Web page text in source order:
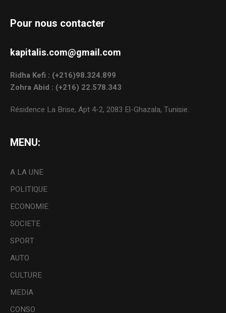
Pour nous contacter
kapitalis.com@gmail.com
Ridha Kefi : (+216)98.324.899
Zohra Abid : (+216) 22.578.343
Résidence La Brise, Apt 4-2, 2083 El-Ghazala, Tunisie.
MENU:
A LA UNE
POLITIQUE
ECONOMIE
SOCIETE
SPORT
AUTO
CULTURE
MEDIA
CONSO